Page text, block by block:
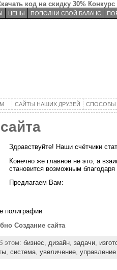
код на скидку 30%
ЦЕНЫ ПОПОЛНИ СВОЙ БАЛАНС
САЙТЫ НАШИХ ДРУЗЕЙ СПОСОБЫ
Здравствуйте! Наши счётчики
Конечно же главное не это, а
становится возможным
Предлагаем Вам:
полиграфии
Создание сайта
этом: бизнес дизайн, задачи,
, система, увеличение, управление